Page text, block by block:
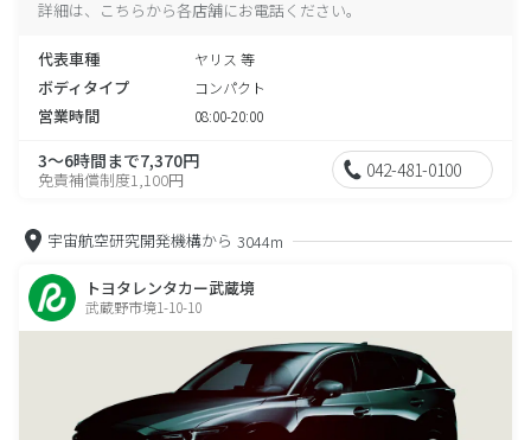
詳細は、こちらから各店舗にお電話ください。
代表車種 ヤリス 等
ボディタイプ コンパクト
営業時間 08:00-20:00
3～6時間まで7,370円
免責補償制度1,100円 042-481-0100
宇宙航空研究開発機構から 3044m
トヨタレンタカー武蔵境
武蔵野市境1-10-10